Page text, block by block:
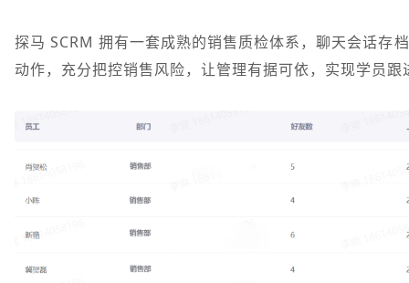
探马 SCRM 拥有一套成熟的销售质检体系，聊天会话存
动作，充分把控销售风险，让管理有据可依，实现学员跟